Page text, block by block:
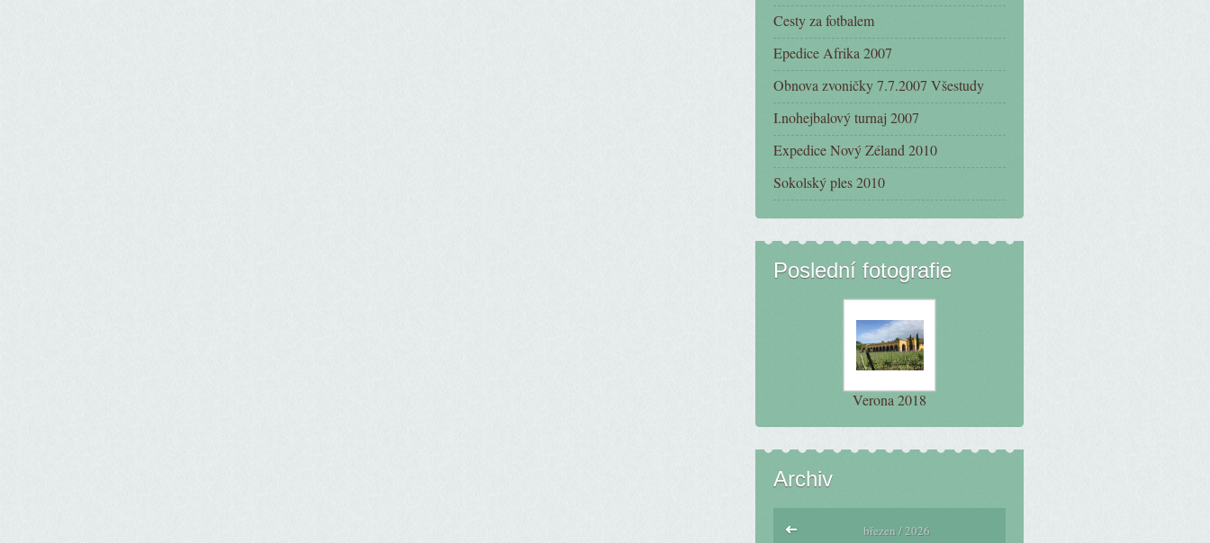
Cesty za fotbalem
Epedice Afrika 2007
Obnova zvoničky 7.7.2007 Všestudy
I.nohejbalový turnaj 2007
Expedice Nový Zéland 2010
Sokolský ples 2010
Poslední fotografie
Verona 2018
Archiv
březen / 2026